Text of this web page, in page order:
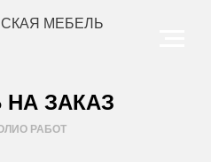
МЕБЕЛЬ
ЗАКАЗ
РАБОТ